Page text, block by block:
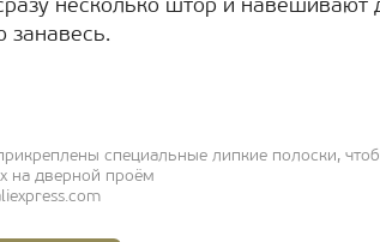
несколько штор и навешивают
занавесь.
специальные липкие полоски,
на дверной проём